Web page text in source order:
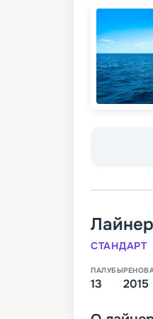
Лайнер
СТАНДАРТ
ПАЛУБЫ
13 2015